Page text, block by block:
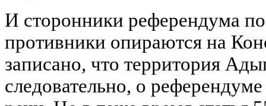
И сторонники референдума
противники опираются на
записано, что территория
следовательно, о